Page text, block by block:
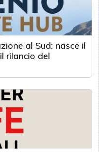
al Sud: nasce il
rilancio del